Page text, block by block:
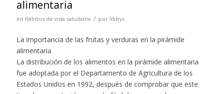
alimentaria
en Hábitos de vida saludable / por libbys
La importancia de las frutas y verduras en la pirámide
alimentaria
La distribución de los alimentos en la pirámide alimentaria
fue adoptada por el Departamento de Agricultura de los
Estados Unidos en 1992, después de comprobar que este